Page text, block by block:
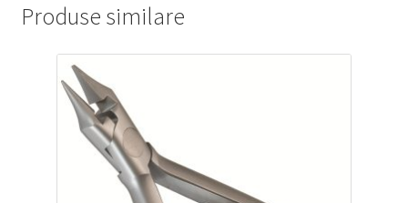
Produse similare